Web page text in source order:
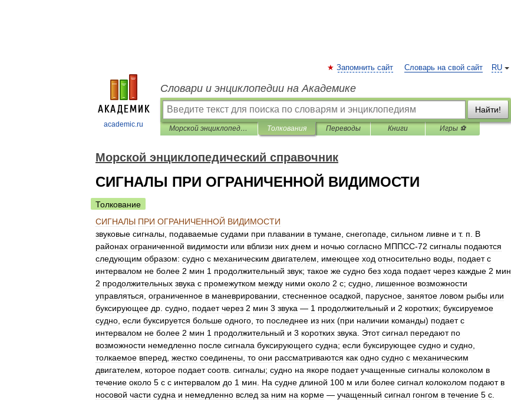
academic.ru
RU
Запомнить сайт Словарь на свой сайт
Словари и энциклопедии на Академике
Найти!
Морской энциклопедический справочник Толкования Переводы Книги Игры ⚽
Морской энциклопедический справочник
СИГНАЛЫ ПРИ ОГРАНИЧЕННОЙ ВИДИМОСТИ
Толкование
СИГНАЛЫ ПРИ ОГРАНИЧЕННОЙ ВИДИМОСТИ
звуковые сигналы подаваемые судами при плавании в тумане снегопаде сильном ливне и т. п
В
районах ограниченной видимости или вблизи них днем и ночью согласно МППСС-72 сигналы подаются
следующим образом: судно с механическим двигателем имеющее ход относительно воды подает с
интервалом не более 2 мин 1 продолжительный звук; такое же судно без хода подает через каждые 2 мин
2 продолжительных звука с промежутком между ними около 2 с; судно лишенное возможности
управляться ограниченное в маневрировании стесненное осадкой парусное занятое ловом рыбы или
буксирующее др судно подает через 2 мин 3 звука — 1 продолжительный и 2 коротких; буксируемое
судно если буксируется больше одного то последнее из них (при наличии команды) подает с
интервалом не более 2 мин 1 продолжительный и 3 коротких звука Этот сигнал передают по
возможности немедленно после сигнала буксирующего судна; если буксирующее судно и судно
толкаемое вперед жестко соединены то они рассматриваются как одно судно с механическим
двигателем
которое подает соотв сигналы; судно на якоре подает учащенные сигналы колоколом в
течение около 5 с с интервалом до 1 мин На судне длиной 100 м или более сигнал колоколом подают в
носовой части судна и немедленно вслед за ним на корме — учащенный сигнал гонгом в течение 5 с